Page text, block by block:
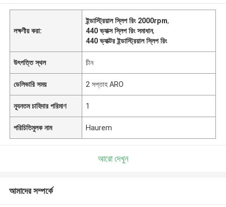
লক্ষণীয় করা:
ইন্ডাস্ট্রিয়াল স্লিপ রিং 2000rpm,
440 ভ্যাক্স স্লিপ রিং সমাধান,
440 ভ্যাক্টর ইন্ডাস্ট্রিয়াল স্লিপ রিং
উৎপত্তি স্থল চীন
ডেলিভারি সময় 2 সপ্তাহ ARO
ন্যূনতম চাহিদার পরিমাণ 1
পরিচিতিমুলক নাম Haurem
আরো দেখুন
আমাদের সম্পর্কে